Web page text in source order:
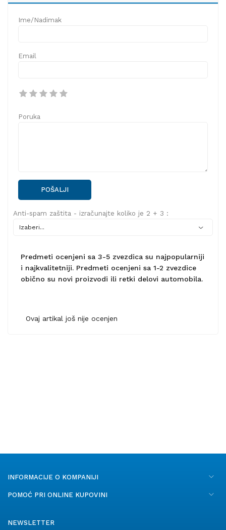
Ime/Nadimak
Email
Poruka
POŠALJI
Anti-spam zaštita - izračunajte koliko je 2 + 3 :
Predmeti ocenjeni sa 3-5 zvezdica su najpopularniji
i najkvalitetniji. Predmeti ocenjeni sa 1-2 zvezdice
obično su novi proizvodi ili retki delovi automobila.
Ovaj artikal još nije ocenjen
INFORMACIJE O KOMPANIJI
POMOĆ PRI ONLINE KUPOVINI
NEWSLETTER